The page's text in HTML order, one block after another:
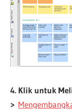
4. Klik untuk
>